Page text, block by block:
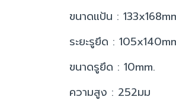
ขนาดแป้น :
ระยะรูยึด :
ขนาดรูยึด : 10mm.
ความสูง : 252มม